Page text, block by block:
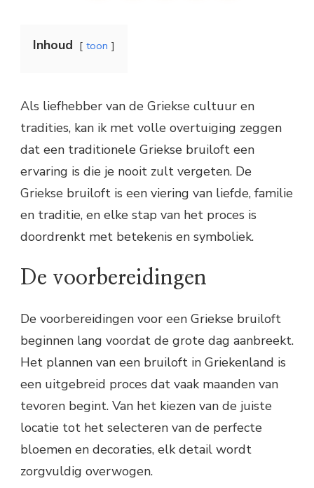
Inhoud toon
Als liefhebber van de Griekse cultuur en
tradities, kan ik met volle overtuiging zeggen
dat een traditionele Griekse bruiloft een
ervaring is die je nooit zult vergeten. De
Griekse bruiloft is een viering van liefde, familie
en traditie, en elke stap van het proces is
doordrenkt met betekenis en symboliek.
De voorbereidingen
De voorbereidingen voor een Griekse bruiloft
beginnen lang voordat de grote dag aanbreekt.
Het plannen van een bruiloft in Griekenland is
een uitgebreid proces dat vaak maanden van
tevoren begint. Van het kiezen van de juiste
locatie tot het selecteren van de perfecte
bloemen en decoraties, elk detail wordt
zorgvuldig overwogen.